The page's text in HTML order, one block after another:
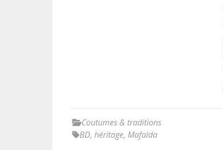
Coutumes & traditions
BD, héritage, Mafalda